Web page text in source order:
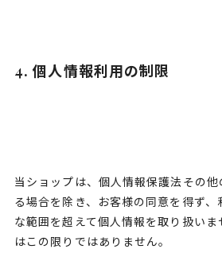
4. 個人情報利用の制限
当ショップは、個人情報保護法その
る場合を除き、お客様の同意を得ず
な範囲を超えて個人情報を取り扱い
はこの限りではありません。